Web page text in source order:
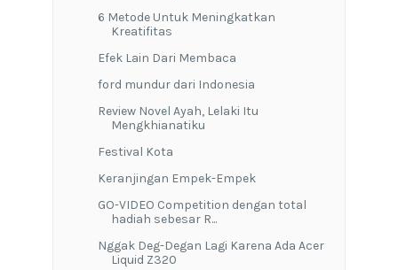
6 Metode Untuk Meningkatkan
Kreatifitas
Efek Lain Dari Membaca
ford mundur dari Indonesia
Review Novel Ayah, Lelaki Itu
Mengkhianatiku
Festival Kota
Keranjingan Empek-Empek
GO-VIDEO Competition dengan total
hadiah sebesar R...
Nggak Deg-Degan Lagi Karena Ada Acer
Liquid Z320